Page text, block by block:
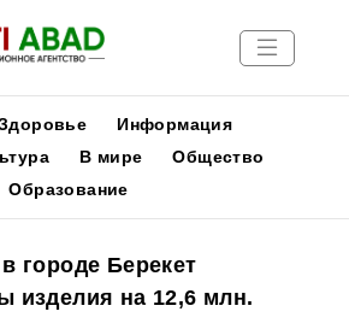
Информация
В мире
Общество
Образование
городе Берекет
изделия на 12,6 млн.